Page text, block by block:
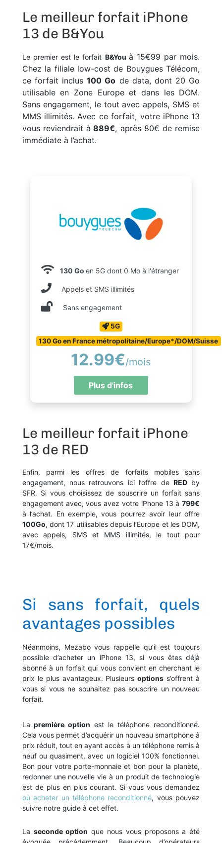
Le meilleur forfait iPhone
13 de B&You
Le premier est le forfait B&You à 15€99 par mois.
Chez la filiale low-cost de Bouygues Télécom,
ce forfait inclus100 Go de data, dont 20 Go
utilisable en Zone Europe et dans les DOM.
Sans engagement, le tout avec appels, SMS et
MMS illimités. Avec ce forfait, votre iPhone 13
vous reviendrait à 889€, après 80€ de remise
immédiate à l’achat.
130 Go en 5G dont 0 Mo à l'étranger
Appels et SMS illimités
Sans engagement
5G
130 Go en France métropolitaine/Europe*/DOM/Suisse
12.99€/mois
Plus d'infos
Le meilleur forfait iPhone
13 de RED
Enfin, parmi les offres de forfaits mobiles sans
engagement, nous retrouvons ici l’offre de REDby
SFR. Si vous choisissez de souscrire un forfait sans
engagement avec, vous avez votre iPhone 13 à799€
à l’achat. En exemple, vous pourrez avoir leur offre
100Go, dont 17 utilisables depuis l’Europe et les DOM,
avec appels, SMS et MMS illimités, le tout pour
17€/mois.
Si sans forfait, quels
avantages possibles
Néanmoins, Mezabo vous rappelle qu’il est toujours
possible d’acheter un iPhone 13, si vous êtes déjà
abonné à un forfait qui vous convient en cherchant le
prix le plus avantageux. Plusieursoptions s’offrent à
vous si vous ne souhaitez pas souscrire un nouveau
forfait.
La première option est le téléphone reconditionné.
Cela vous permet d’acquérir un nouveau smartphone à
prix réduit, tout en ayant accès à un téléphone remis à
neuf ou quasiment, avec un logiciel 100% fonctionnel.
Bon pour votre porte-monnaie et bon pour la planète,
redonner une nouvelle vie à un produit de technologie
est de plus en plus courant. Si vous vous demandez
où acheter un téléphone reconditionné, vous pouvez
suivre notre guide à cet effet.
La seconde option que nous vous proposons a été